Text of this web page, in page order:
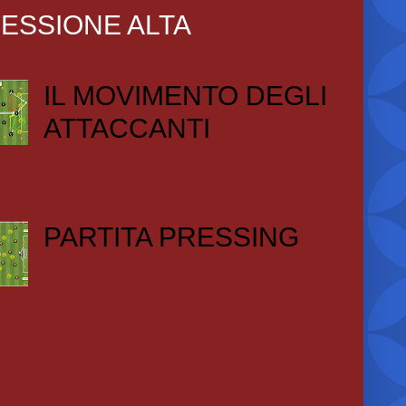
ALTA
IL MOVIMENTO DEGLI
ATTACCANTI
PARTITA PRESSING